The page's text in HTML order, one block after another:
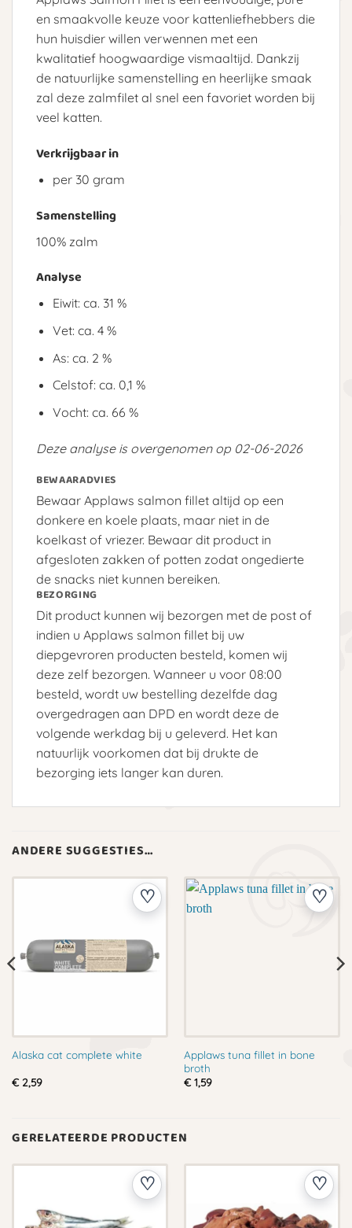
en smaakvolle keuze voor kattenliefhebbers die
hun huisdier willen verwennen met een
kwalitatief hoogwaardige vismaaltijd. Dankzij
de natuurlijke samenstelling en heerlijke smaak
zal deze zalmfilet al snel een favoriet worden bij
veel katten.
Verkrijgbaar in
per 30 gram
Samenstelling
100% zalm
Analyse
Eiwit: ca. 31 %
Vet: ca. 4 %
As: ca. 2 %
Celstof: ca. 0,1 %
Vocht: ca. 66 %
Deze analyse is overgenomen op 02-06-2026
BEWAARADVIES
Bewaar Applaws salmon fillet altijd op een
donkere en koele plaats, maar niet in de
koelkast of vriezer. Bewaar dit product in
afgesloten zakken of potten zodat ongedierte
de snacks niet kunnen bereiken.
BEZORGING
Dit product kunnen wij bezorgen met de post of
indien u Applaws salmon fillet bij uw
diepgevroren producten besteld, komen wij
deze zelf bezorgen. Wanneer u voor 08:00
besteld, wordt uw bestelling dezelfde dag
overgedragen aan DPD en wordt deze de
volgende werkdag bij u geleverd. Het kan
natuurlijk voorkomen dat bij drukte de
bezorging iets langer kan duren.
ANDERE SUGGESTIES…
Alaska cat complete white
€2,59
Applaws tuna fillet in bone
broth
€1,59
GERELATEERDE PRODUCTEN